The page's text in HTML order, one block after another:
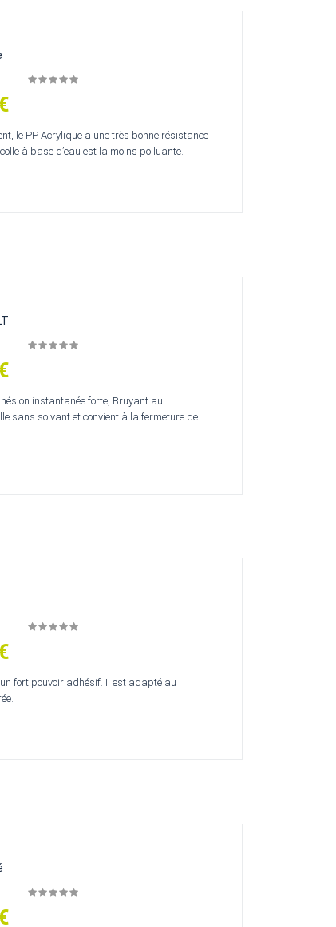
le PP Acrylique a une très bonne résistance
à base d’eau est la moins polluante.
instantanée forte, Bruyant au
sans solvant et convient à la fermeture de
fort pouvoir adhésif. Il est adapté au